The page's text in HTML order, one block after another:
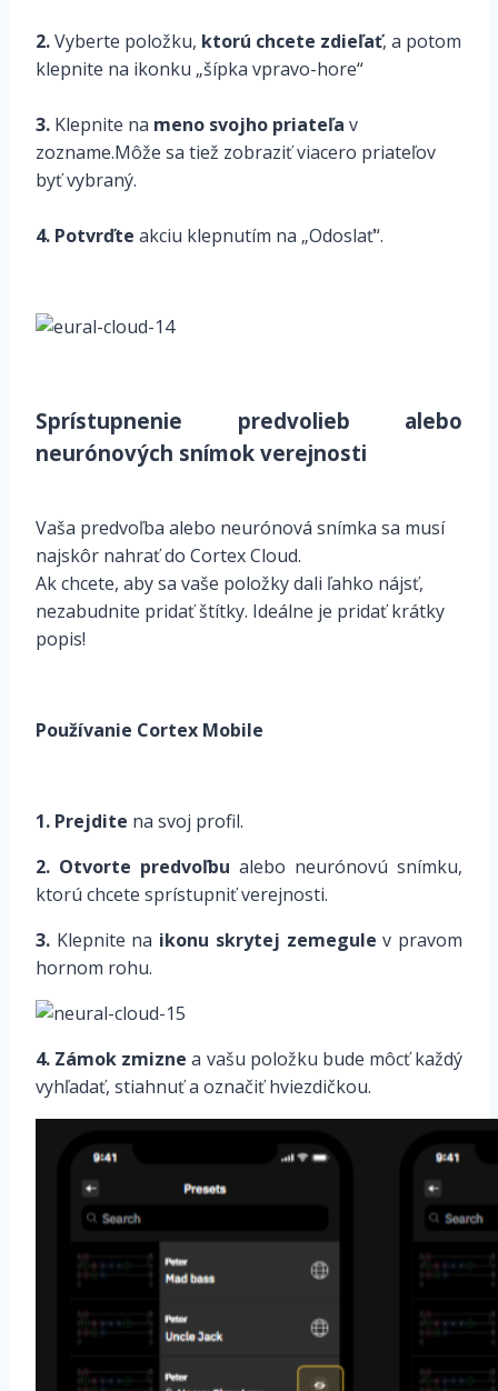
2.Vyberte položku, ktorú chcete zdieľať, a potom
klepnite na ikonku „šípka vpravo-hore“
3. Klepnite na meno svojho priateľa v
zozname.Môže sa tiež zobraziť viacero priateľov
byť vybraný.
4. Potvrďte akciu klepnutím na „Odoslať“.
Sprístupnenie predvolieb alebo
neurónových snímok verejnosti
Vaša predvoľba alebo neurónová snímka sa musí
najskôr nahrať do Cortex Cloud.
Ak chcete, aby sa vaše položky dali ľahko nájsť,
nezabudnite pridať štítky. Ideálne je pridať krátky
popis!
Používanie Cortex Mobile
1. Prejdite na svoj profil.
2. Otvorte predvoľbu alebo neurónovú snímku,
ktorú chcete sprístupniť verejnosti.
3. Klepnite na ikonu skrytej zemegule v pravom
hornom rohu.
4. Zámok zmizne a vašu položku bude môcť každý
vyhľadať, stiahnuť a označiť hviezdičkou.